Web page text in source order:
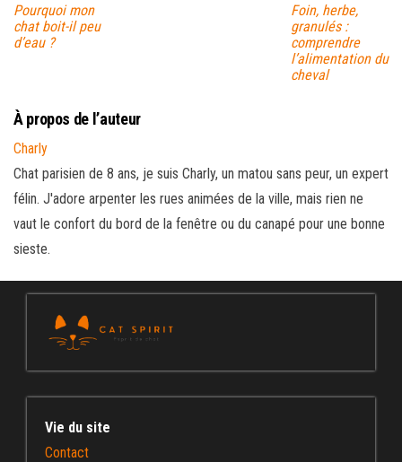
Pourquoi mon
chat boit-il peu
d’eau ?
Foin, herbe,
granulés :
comprendre
l’alimentation du
cheval
À propos de l’auteur
Charly
Chat parisien de 8 ans, je suis Charly, un matou sans peur, un expert
félin. J'adore arpenter les rues animées de la ville, mais rien ne
vaut le confort du bord de la fenêtre ou du canapé pour une bonne
sieste.
Vie du site
Contact